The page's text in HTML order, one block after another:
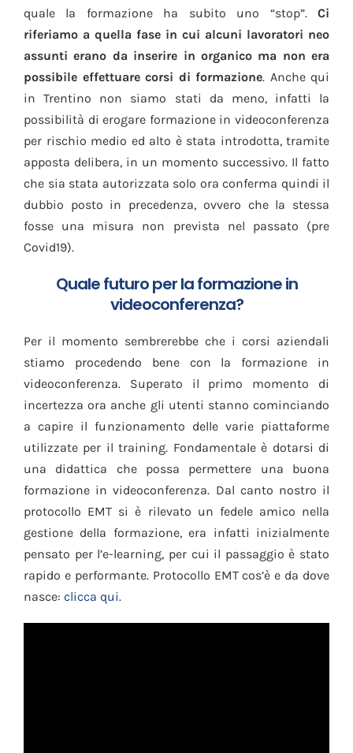
quale la formazione ha subito uno “stop”. Ci
riferiamo a quella fase in cui alcuni lavoratori neo
assunti erano da inserire in organico ma non era
possibile effettuare corsi di formazione. Anche qui
in Trentino non siamo stati da meno, infatti la
possibilità di erogare formazione in videoconferenza
per rischio medio ed alto è stata introdotta, tramite
apposta delibera, in un momento successivo. Il fatto
che sia stata autorizzata solo ora conferma quindi il
dubbio posto in precedenza, ovvero che la stessa
fosse una misura non prevista nel passato (pre
Covid19).
Quale futuro per la formazione in
videoconferenza?
Per il momento sembrerebbe che i corsi aziendali
stiamo procedendo bene con la formazione in
videoconferenza. Superato il primo momento di
incertezza ora anche gli utenti stanno cominciando
a capire il funzionamento delle varie piattaforme
utilizzate per il training. Fondamentale è dotarsi di
una didattica che possa permettere una buona
formazione in videoconferenza. Dal canto nostro il
protocollo EMT si è rilevato un fedele amico nella
gestione della formazione, era infatti inizialmente
pensato per l’e-learning, per cui il passaggio è stato
rapido e performante. Protocollo EMT cos’è e da dove
nasce: clicca qui.